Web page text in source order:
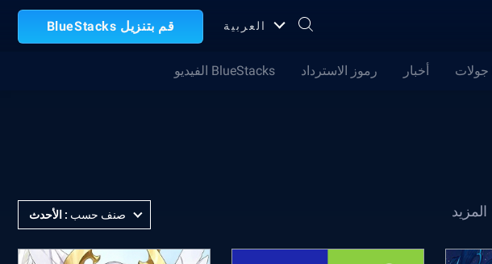
العربية قم بتنزيل BlueStacks
أخبار رموز الاسترداد BlueStacks الفيديو
المزيد صنف حسب : الأحدث